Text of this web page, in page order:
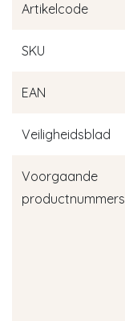
Artikelcode
SKU
EAN
Veiligheidsblad
Voorgaande
productnummers